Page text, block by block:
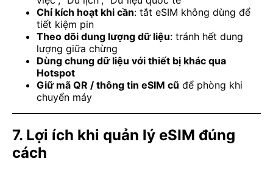
Chỉ kích hoạt khi cần: tắt eSIM không dùng để
tiết kiệm pin
Theo dõi dung lượng dữ liệu: tránh hết dung
lượng giữa chừng
Dùng chung dữ liệu với thiết bị khác qua
Hotspot
Giữ mã QR / thông tin eSIM cũ để phòng khi
chuyển máy
7. Lợi ích khi quản lý eSIM đúng
cách